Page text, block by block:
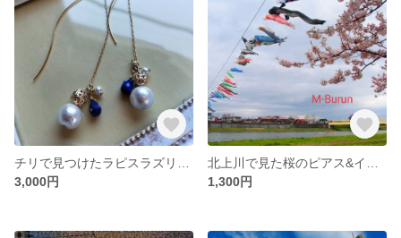
3,000円
1,300円